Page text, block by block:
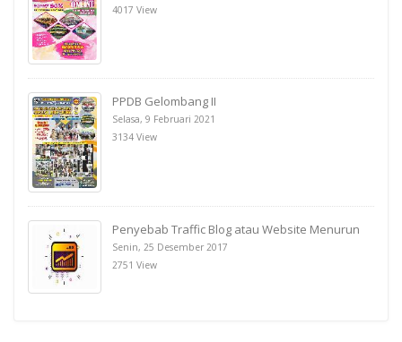
4017 View
PPDB Gelombang II
Selasa, 9 Februari 2021
3134 View
Penyebab Traffic Blog atau Website Menurun
Senin, 25 Desember 2017
2751 View